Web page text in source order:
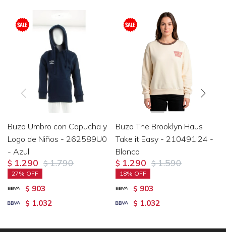
Buzo Umbro con Capucha y
Logo de Niños - 262589U0
- Azul
$ 1.290 $ 1.790
27
$ 903
$ 1.032
Buzo The Brooklyn Haus
Take it Easy - 210491I24 -
Blanco
$ 1.290 $ 1.590
18
$ 903
$ 1.032